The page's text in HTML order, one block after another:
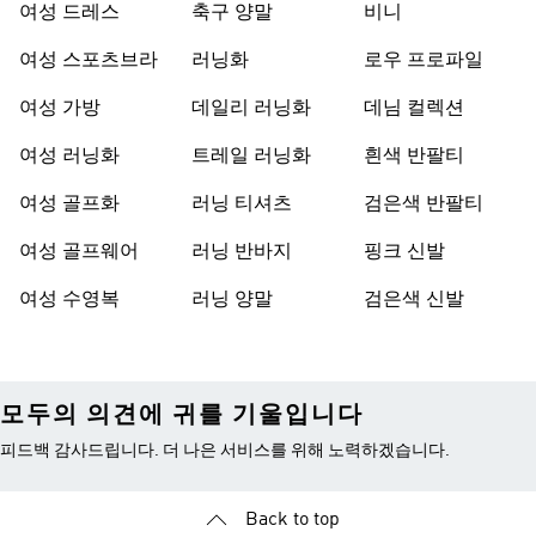
여성 드레스
여성 스포츠브라
여성 가방
여성 러닝화
여성 골프화
여성 골프웨어
여성 수영복
축구 양말
러닝화
데일리 러닝화
트레일 러닝화
러닝 티셔츠
러닝 반바지
러닝 양말
비니
로우 프로파일
데님 컬렉션
흰색 반팔티
검은색 반팔티
핑크 신발
검은색 신발
모두의 의견에 귀를 기울입니다
피드백 감사드립니다. 더 나은 서비스를 위해 노력하겠습니다.
Back to top